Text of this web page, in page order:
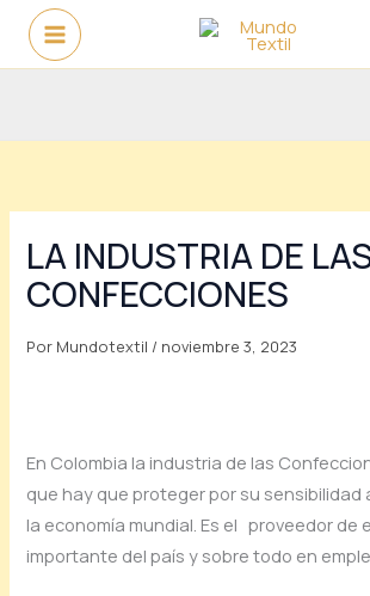
contenido
LA INDUSTRIA DE
CONFECCIONES
Por Mundotextil / noviembre 3, 2023
En Colombia la industria de las
que hay que proteger por su sensibilidad
la economía mundial. Es el proveedor de
importante del país y sobre todo en